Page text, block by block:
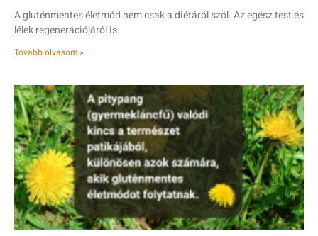
A gluténmentes életmód nem csak a diétáról szól. Az egész test és
lélek regenerációjáról is.
Tovább olvasom »